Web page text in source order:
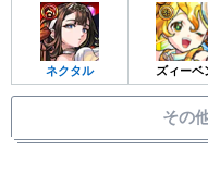
ネクタル ズィーベ
その